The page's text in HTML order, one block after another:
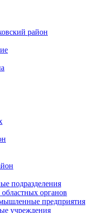
район
подразделения
органов
предприятия
учреждения